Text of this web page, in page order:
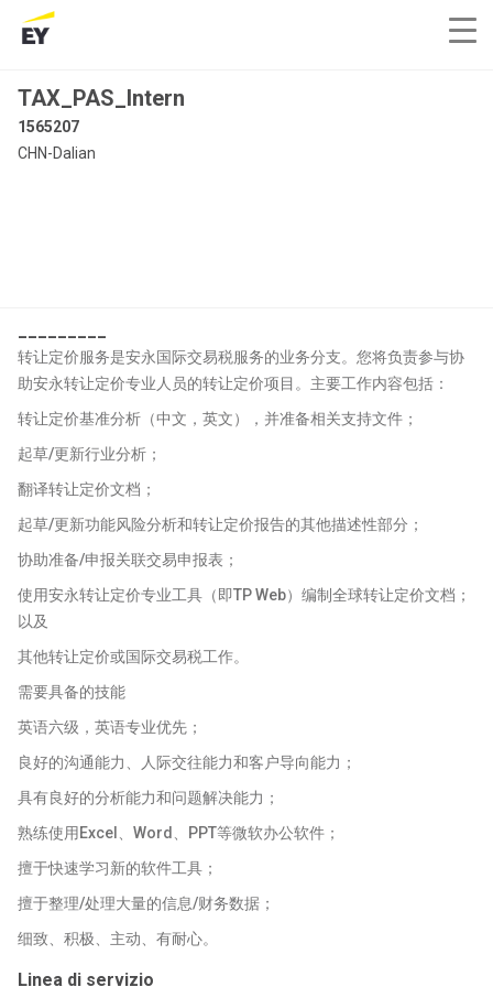
TAX_PAS_Intern
1565207
CHN-Dalian
转让定价服务是安永国际交易税服务的业务分支。您将负责参与协
助安永转让定价专业人员的转让定价项目。主要工作内容包括：
转让定价基准分析（中文，英文），并准备相关支持文件；
起草/更新行业分析；
翻译转让定价文档；
起草/更新功能风险分析和转让定价报告的其他描述性部分；
协助准备/申报关联交易申报表；
使用安永转让定价专业工具（即TP Web）编制全球转让定价文档；
以及
其他转让定价或国际交易税工作。
需要具备的技能
英语六级，英语专业优先；
良好的沟通能力、人际交往能力和客户导向能力；
具有良好的分析能力和问题解决能力；
熟练使用Excel、Word、PPT等微软办公软件；
擅于快速学习新的软件工具；
擅于整理/处理大量的信息/财务数据；
细致、积极、主动、有耐心。
Linea di servizio